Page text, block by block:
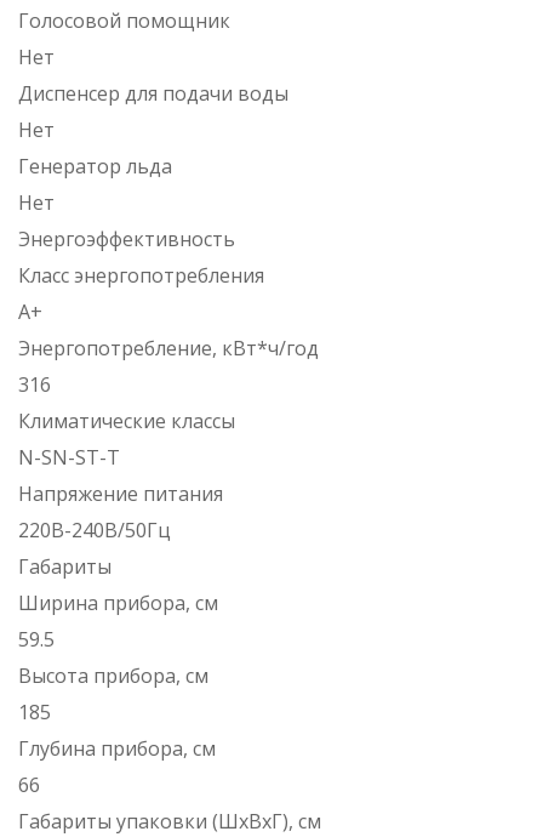
Голосовой помощник
Нет
Диспенсер для подачи воды
Нет
Генератор льда
Нет
Энергоэффективность
Класс энергопотребления
A+
Энергопотребление, кВт*ч/год
316
Климатические классы
N-SN-ST-T
Напряжение питания
220В-240В/50Гц
Габариты
Ширина прибора, см
59.5
Высота прибора, см
185
Глубина прибора, см
66
Габариты упаковки (ШхВхГ), см